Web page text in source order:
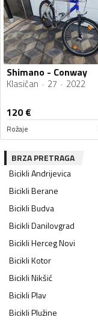
Shimano - Conway
Klasičan 27 2022
120€
Rožaje
BRZA PRETRAGA
BicikliAndrijevica
BicikliBerane
BicikliBudva
BicikliDanilovgrad
BicikliHerceg Novi
BicikliKotor
BicikliNikšić
BicikliPlav
BicikliPlužine